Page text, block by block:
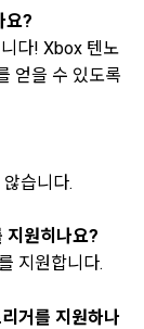
요?
다! Xbox 텐노
얻을 수 있도록
습니다.
원히나요?
지원합니다.
거를 지원하나